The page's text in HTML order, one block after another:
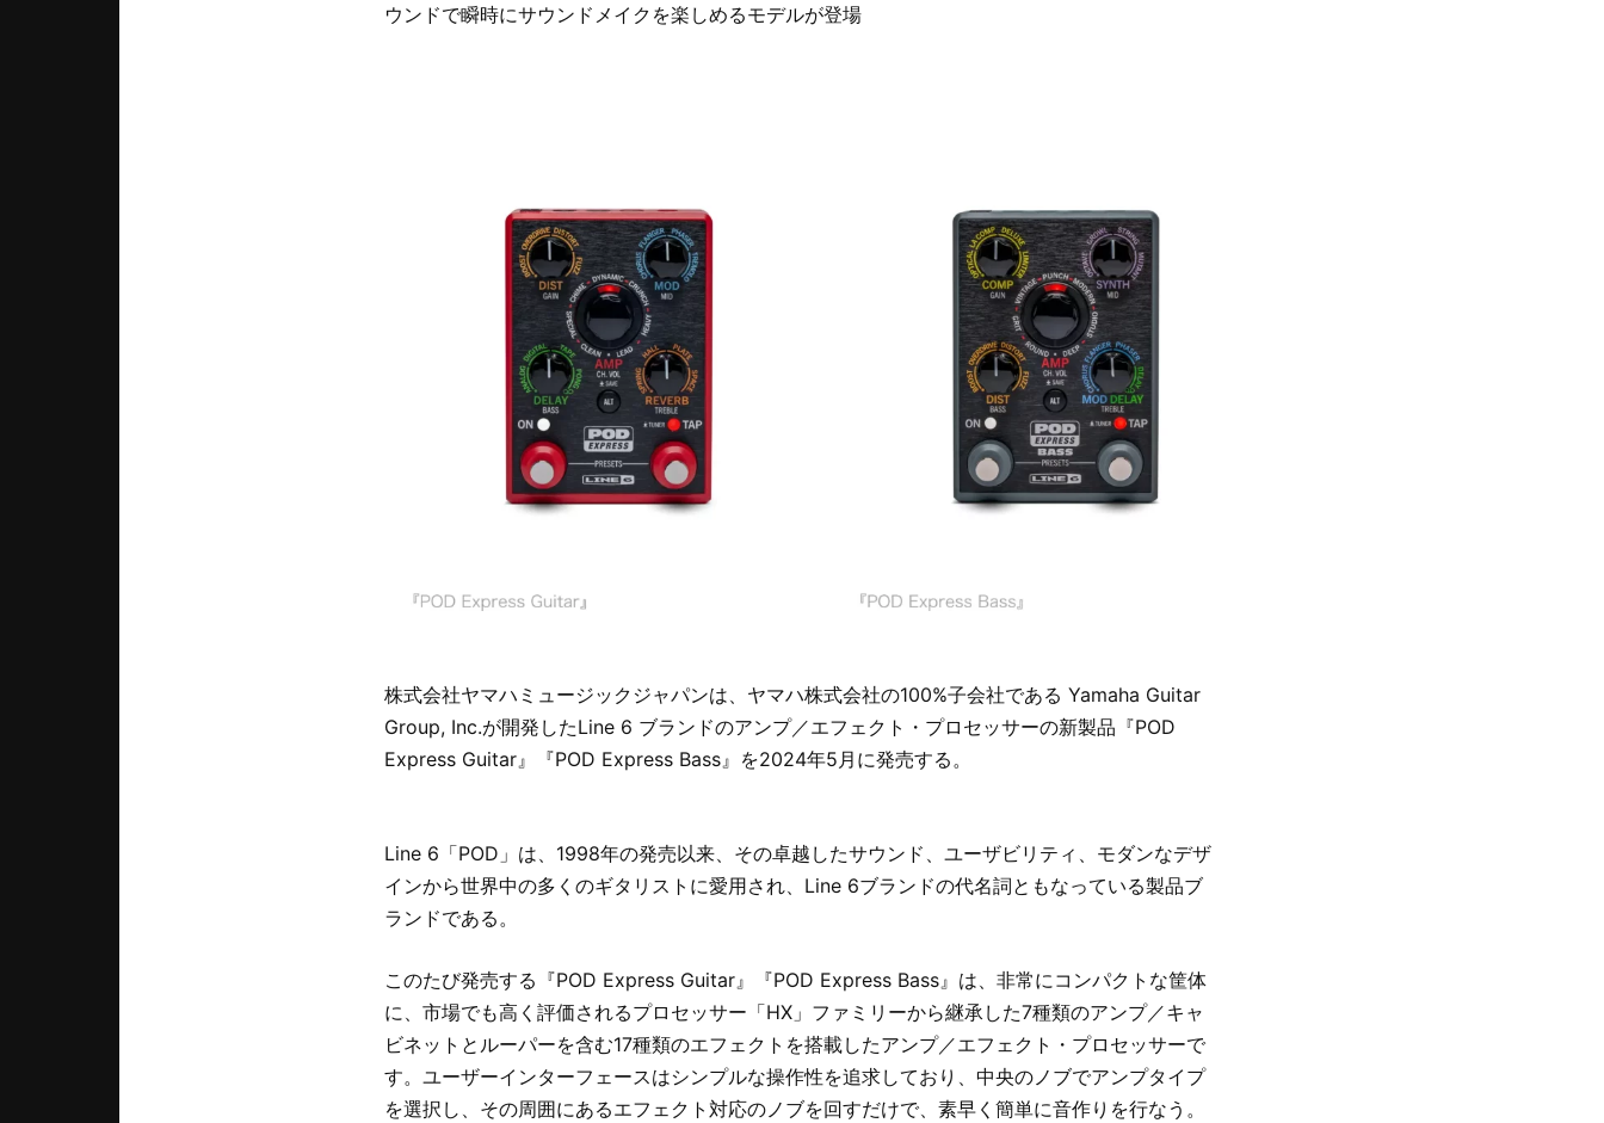
ウンドで瞬時にサウンドメイクを楽しめるモデルが登場
株式会社ヤマハミュージックジャパンは、ヤマハ株式会社の100%子会社である Yamaha Guitar
Group, Inc.が開発したLine 6 ブランドのアンプ／エフェクト・プロセッサーの新製品『POD
Express Guitar』『POD Express Bass』を2024年5月に発売する。
Line 6「POD」は、1998年の発売以来、その卓越したサウンド、ユーザビリティ、モダンなデザ
インから世界中の多くのギタリストに愛用され、Line 6ブランドの代名詞ともなっている製品ブ
ランドである。
このたび発売する『POD Express Guitar』『POD Express Bass』は、非常にコンパクトな筐体
に、市場でも高く評価されるプロセッサー「HX」ファミリーから継承した7種類のアンプ／キャ
ビネットとルーパーを含む17種類のエフェクトを搭載したアンプ／エフェクト・プロセッサーで
す。ユーザーインターフェースはシンプルな操作性を追求しており、中央のノブでアンプタイプ
を選択し、その周囲にあるエフェクト対応のノブを回すだけで、素早く簡単に音作りを行なう。